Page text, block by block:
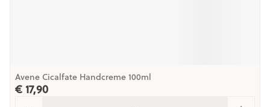
Avene Cicalfate Handcreme 100ml
€ 17,90